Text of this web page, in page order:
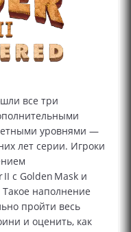
все три
уровнями —
лет серии. Игроки
с Golden Mask и
Такое наполнение
пройти весь
и оценить, как